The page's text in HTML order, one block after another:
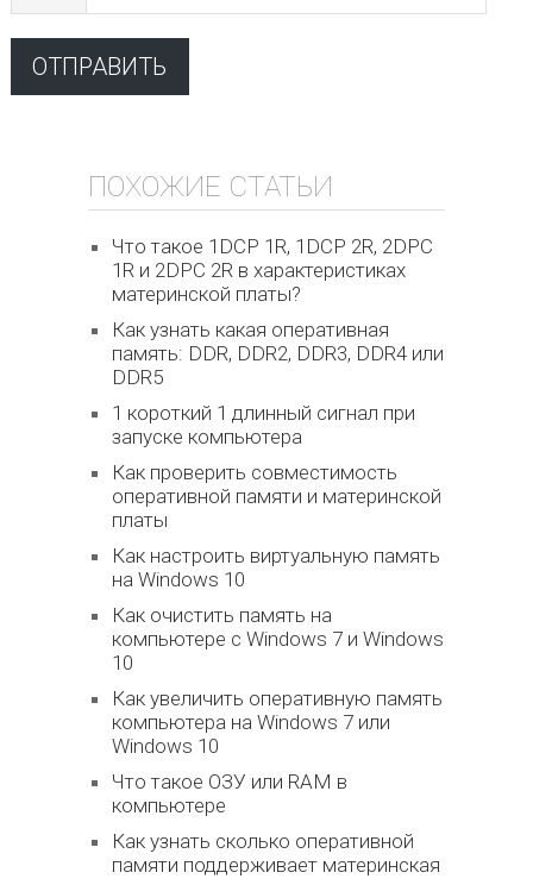
ПОХОЖИЕ СТАТЬИ
Что такое 1DCP 1R, 1DCP 2R, 2DPC
1R и 2DPC 2R в характеристиках
материнской платы?
Как узнать какая оперативная
память: DDR, DDR2, DDR3, DDR4 или
DDR5
1 короткий 1 длинный сигнал при
запуске компьютера
Как проверить совместимость
оперативной памяти и материнской
платы
Как настроить виртуальную память
на Windows 10
Как очистить память на
компьютере с Windows 7 и Windows
10
Как увеличить оперативную память
компьютера на Windows 7 или
Windows 10
Что такое ОЗУ или RAM в
компьютере
Как узнать сколько оперативной
памяти поддерживает материнская